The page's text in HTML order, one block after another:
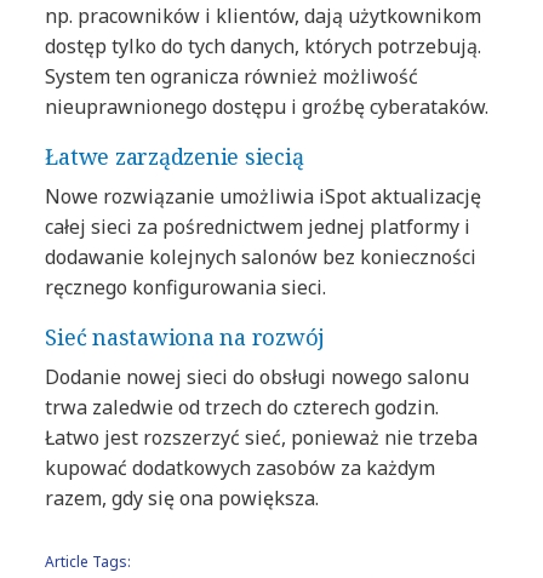
np. pracowników i klientów, dają użytkownikom
dostęp tylko do tych danych, których potrzebują.
System ten ogranicza również możliwość
nieuprawnionego dostępu i groźbę cyberataków.
Łatwe zarządzenie siecią
Nowe rozwiązanie umożliwia iSpot aktualizację
całej sieci za pośrednictwem jednej platformy i
dodawanie kolejnych salonów bez konieczności
ręcznego konfigurowania sieci.
Sieć nastawiona na rozwój
Dodanie nowej sieci do obsługi nowego salonu
trwa zaledwie od trzech do czterech godzin.
Łatwo jest rozszerzyć sieć, ponieważ nie trzeba
kupować dodatkowych zasobów za każdym
razem, gdy się ona powiększa.
Article Tags: